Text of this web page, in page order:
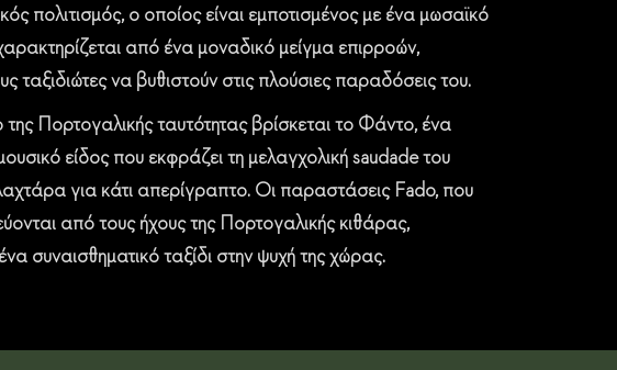
πολιτισμός, ο οποίος είναι εμποτισμένος με ένα μωσαϊκό
από ένα μοναδικό μείγμα επιρροών,
ταξιδιώτες να βυθιστούν στις πλούσιες παραδόσεις του.
της Πορτογαλικής ταυτότητας βρίσκεται το Φάντο, ένα
είδος που εκφράζει τη μελαγχολική saudade του
για κάτι απερίγραπτο. Οι παραστάσεις Fado, που
από τους ήχους της Πορτογαλικής κιθάρας,
συναισθηματικό ταξίδι στην ψυχή της χώρας.